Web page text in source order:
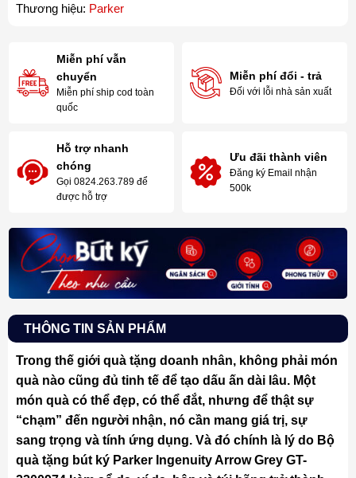
Thương hiệu: Parker
Miễn phí vẫn
chuyển
Miễn phí ship cod toàn
quốc
Miễn phí đổi - trả
Đối với lỗi nhà sản xuất
Hỗ trợ nhanh
chóng
Gọi 0824.263.789 để
được hỗ trợ
Ưu đãi thành viên
Đăng ký Email nhận
500k
THÔNG TIN SẢN PHẨM
Trong thế giới quà tặng doanh nhân, không phải món
quà nào cũng đủ tinh tế để tạo dấu ấn dài lâu. Một
món quà có thể đẹp, có thể đắt, nhưng để thật sự
“chạm” đến người nhận, nó cần mang giá trị, sự
sang trọng và tính ứng dụng. Và đó chính là lý do Bộ
quà tặng bút ký Parker Ingenuity Arrow Grey GT-